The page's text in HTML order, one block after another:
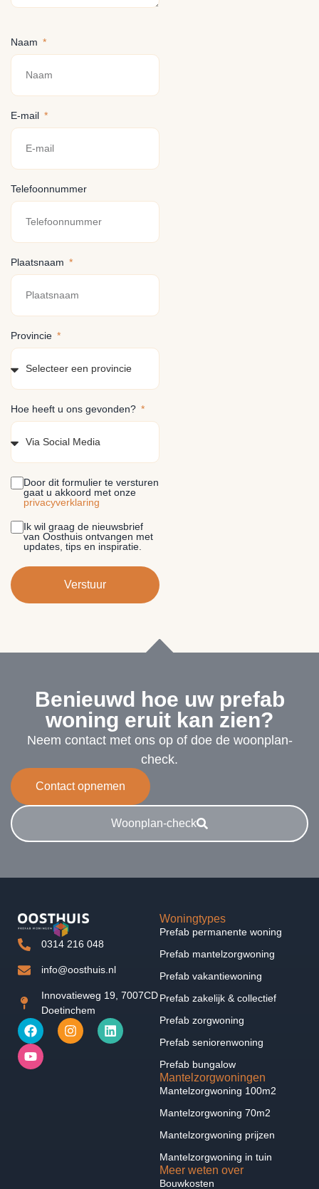
Naam
E-mail
Telefoonnummer
Plaatsnaam
Provincie
Hoe heeft u ons gevonden?
Door dit formulier te versturen
gaat u akkoord met onze
privacyverklaring
Ik wil graag de nieuwsbrief
van Oosthuis ontvangen met
updates, tips en inspiratie.
Verstuur
Benieuwd hoe uw prefab
woning eruit kan zien?
Neem contact met ons op of doe de woonplan-
check.
Contact opnemen
Woonplan-check
0314 216 048
info@oosthuis.nl
Innovatieweg 19, 7007CD
Doetinchem
Woningtypes
Prefab permanente woning
Prefab mantelzorgwoning
Prefab vakantiewoning
Prefab zakelijk & collectief
Prefab zorgwoning
Prefab seniorenwoning
Prefab bungalow
Mantelzorgwoningen
Mantelzorgwoning 100m2
Mantelzorgwoning 70m2
Mantelzorgwoning prijzen
Mantelzorgwoning in tuin
Meer weten over
Bouwkosten